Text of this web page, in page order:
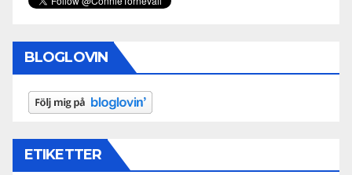
BLOGLOVIN
ETIKETTER